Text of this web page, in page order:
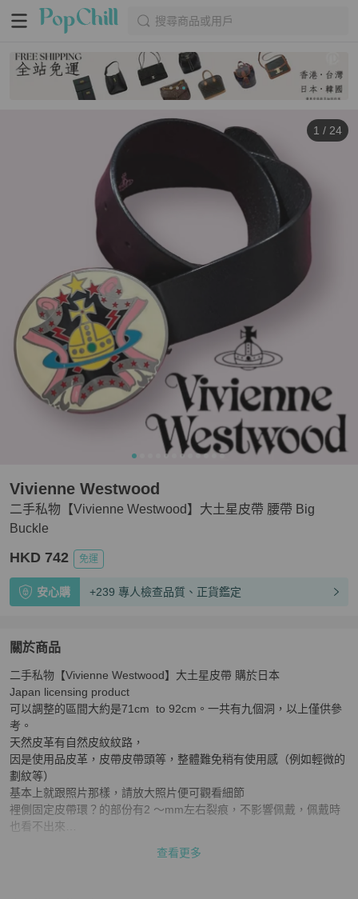
搜尋商品或用戶
1 / 24
二手私物【Vivienne Westwood】大土星皮帶 腰帶 Big
Buckle
Vivienne Westwood
HKD 742 免運
安心購 +239 專人檢查品質、正貨鑑定
關於商品
關於二手私物【Vivienne Westwood】大土星皮帶 腰帶 Big
二手私物【Vivienne Westwood】大土星皮帶 購於日本
Japan licensing product
可以調整的區間大約是71cm  to 92cm。一共有九個洞，以上僅供參
考。
天然皮革有自然皮紋紋路，
因是使用品皮革，皮帶皮帶頭等，整體難免稍有使用感（例如輕微的
劃紋等）
基本上就跟照片那樣，請放大照片便可觀看細節
裡側固定皮帶環？的部份有2 ～mm左右裂痕，不影響佩戴，佩戴時
也看不出來
大大的金屬皮帶頭上面有土星圖案，非常顯眼。
查看更多